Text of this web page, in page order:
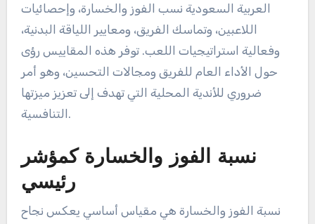
العربية السعودية نسب الفوز والخسارة، وإحصائيات
اللاعبين، وتماسك الفريق، ومعايير اللياقة البدنية،
وفعالية استراتيجيات اللعب. توفر هذه المقاييس رؤى
حول الأداء العام للفريق ومجالات التحسين، وهو أمر
ضروري للأندية المحلية التي تهدف إلى تعزيز ميزتها
التنافسية.
نسبة الفوز والخسارة كمؤشر
رئيسي
نسبة الفوز والخسارة هي مقياس أساسي يعكس نجاح